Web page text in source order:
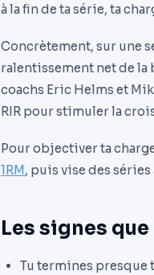
à la fin de ta série, ta
Concrètement, sur une
ralentissement net de la
coachs Eric Helms et
RIR pour stimuler la
Pour objectiver ta
1RM, puis vise des
Les signes
Tu termines presque